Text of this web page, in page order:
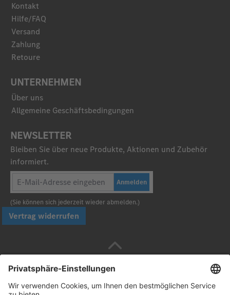
Kontakt
Hilfe/FAQ
Versand
Zahlung
Retoure
UNTERNEHMEN
Über uns
Allgemeine Geschäftsbedingungen
NEWSLETTER
Bleiben Sie über neue Produkte, Aktionen und Zubehör
informiert.
Anmelden
(Sie können sich jederzeit wieder abmelden.)
Vertrag widerrufen
Sicher bezahlen mit